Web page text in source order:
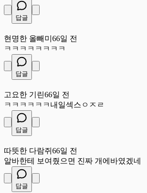
답글
현명한 올빼미 66일 전
ㅋㅋㅋㅋㅋㅋㅋㅋ
답글
고요한 기린66일 전
ㅋㅋㅋㅋㅋㅋ내일섹스ㅇㅈㄹ
답글
따뜻한 다람쥐 66일 전
알바한테 보여줬으면 진짜 개에바였겠네
답글